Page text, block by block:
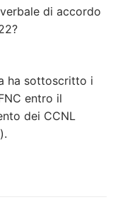
di accordo
ha sottoscritto i
entro il
dei CCNL